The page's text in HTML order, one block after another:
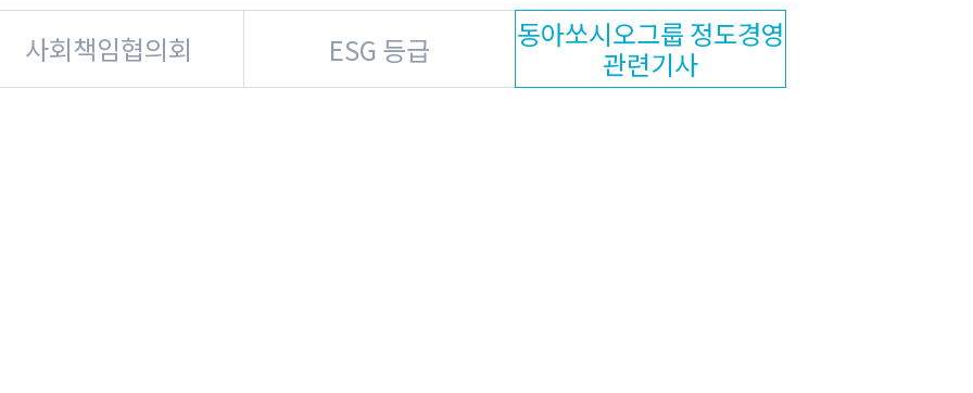
사회책임협의회 ESG 등급
동아쏘시오그룹 정도경영
관련기사